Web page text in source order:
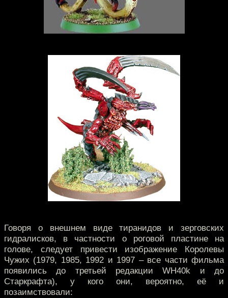
Говоря о внешнем виде тиранидов и зерговских
гидралисков, в частности о роговой пластине на
голове, следует привести изображение Королевы
Чужих (1979, 1985, 1992 и 1997 – все части фильма
появились до третьей редакции WH40k и до
Старкрафта), у кого они, вероятно, её и
позаимствовали: